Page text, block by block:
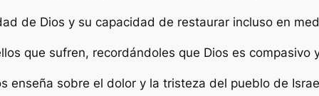
de Dios y su capacidad de restaurar incluso en
que sufren, recordándoles que Dios es
enseña sobre el dolor y la tristeza del pueblo de